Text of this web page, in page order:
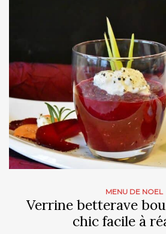
MENU DE NOEL
Verrine betterave
chic facile à